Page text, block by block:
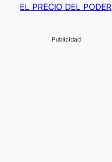
EL PRECIO DEL PODER